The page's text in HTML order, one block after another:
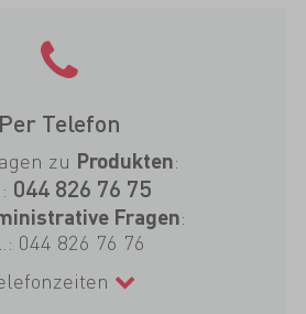
Per Telefon
zu Produkten:
044 826 76 75
Fragen:
044 826 76 76